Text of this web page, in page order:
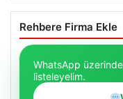
Rehbere Firma Ekle
WhatsApp
listeleyelim.